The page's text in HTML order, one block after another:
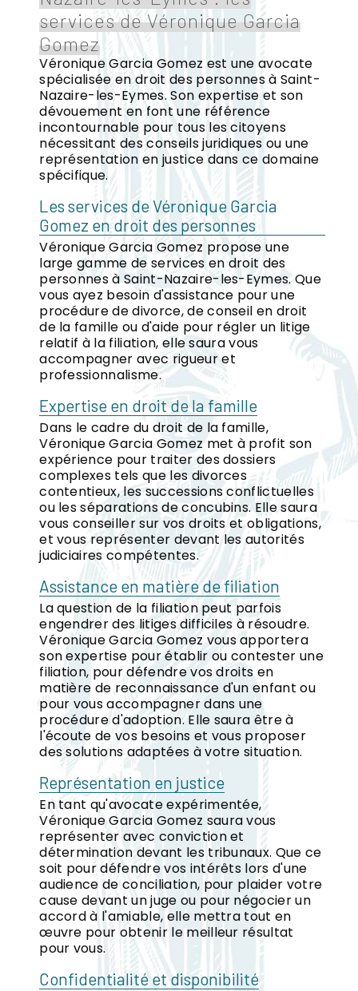
services de Véronique Garcia
Gomez
Véronique Garcia Gomez est une avocate
spécialisée en droit des personnes à Saint-
Nazaire-les-Eymes. Son expertise et son
dévouement en font une référence
incontournable pour tous les citoyens
nécessitant des conseils juridiques ou une
représentation en justice dans ce domaine
spécifique.
Les services de Véronique Garcia
Gomez en droit des personnes
Véronique Garcia Gomez propose une
large gamme de services en droit des
personnes à Saint-Nazaire-les-Eymes. Que
vous ayez besoin d'assistance pour une
procédure de divorce, de conseil en droit
de la famille ou d'aide pour régler un litige
relatif à la filiation, elle saura vous
accompagner avec rigueur et
professionnalisme.
Expertise en droit de la famille
Dans le cadre du droit de la famille,
Véronique Garcia Gomez met à profit son
expérience pour traiter des dossiers
complexes tels que les divorces
contentieux, les successions conflictuelles
ou les séparations de concubins. Elle saura
vous conseiller sur vos droits et obligations,
et vous représenter devant les autorités
judiciaires compétentes.
Assistance en matière de filiation
La question de la filiation peut parfois
engendrer des litiges difficiles à résoudre.
Véronique Garcia Gomez vous apportera
son expertise pour établir ou contester une
filiation, pour défendre vos droits en
matière de reconnaissance d'un enfant ou
pour vous accompagner dans une
procédure d'adoption. Elle saura être à
l'écoute de vos besoins et vous proposer
des solutions adaptées à votre situation.
Représentation en justice
En tant qu'avocate expérimentée,
Véronique Garcia Gomez saura vous
représenter avec conviction et
détermination devant les tribunaux. Que ce
soit pour défendre vos intérêts lors d'une
audience de conciliation, pour plaider votre
cause devant un juge ou pour négocier un
accord à l'amiable, elle mettra tout en
œuvre pour obtenir le meilleur résultat
pour vous.
Confidentialité et disponibilité